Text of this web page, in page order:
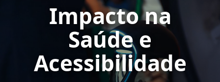
Impacto na
Saúde e
Acessibilidade